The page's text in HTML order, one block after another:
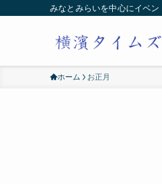
みなとみらいを中心にイベ
ホーム お正月